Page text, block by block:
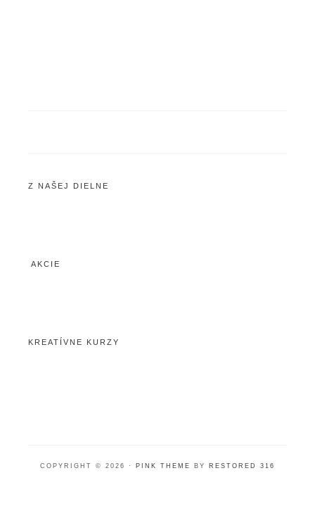
Z NAŠEJ DIELNE
AKCIE
KREATÍVNE KURZY
COPYRIGHT © 2026 · PINK THEME BY RESTORED 316